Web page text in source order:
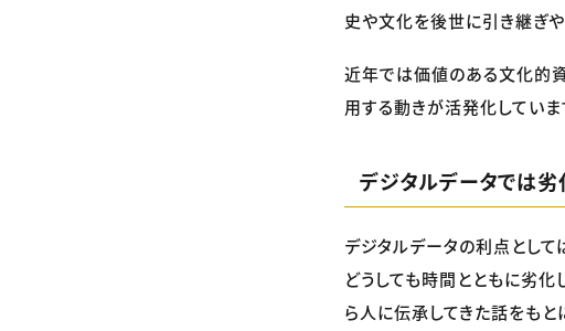
史や文化を後世に引き継ぎや
近年では価値のある文化的
用する動きが活発化していま
デジタルデータでは
デジタルデータの利点とし
どうしても時間とともに劣化
ら人に伝承してきた話をも